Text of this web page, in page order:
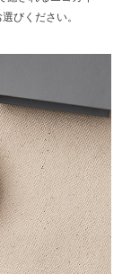
びください。